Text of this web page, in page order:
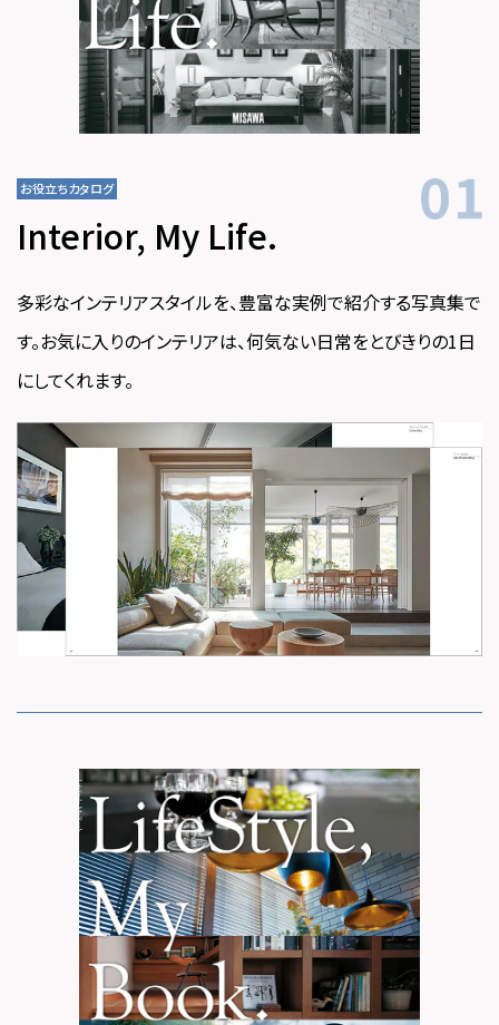
お役立ちカタログ
Interior, My Life.
多彩なインテリアスタイルを、豊富な実例で紹介する写真集で
す。お気に入りのインテリアは、何気ない日常をとびきりの1日
にしてくれます。